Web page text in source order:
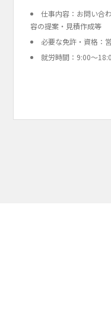
仕事内容：お問い合
容の提案・見積作成等
必要な免許・資格：
就労時間：9:00〜